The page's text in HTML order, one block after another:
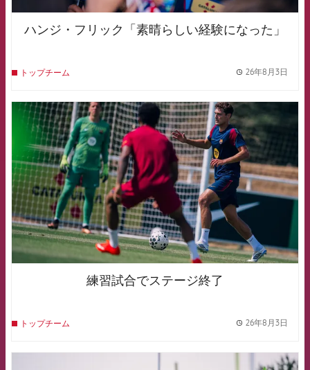
ハンジ・フリック「素晴らしい経験になった」
トップチーム 26年8月3日
FCB Barcelona badge
練習試合でステージ終了
トップチーム 26年8月3日